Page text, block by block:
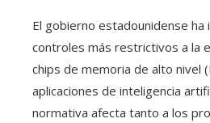
El gobierno estadounidense ha
controles más restrictivos a la
chips de memoria de alto nivel
aplicaciones de inteligencia
normativa afecta tanto a los